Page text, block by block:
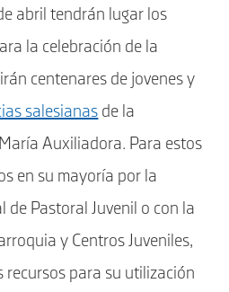
abril tendrán lugar los
la celebración de la
centenares de jovenes y
salesianas de la
Auxiliadora. Para estos
en su mayoría por la
de Pastoral Juvenil o con la
y Centros Juveniles,
recursos para su utilización